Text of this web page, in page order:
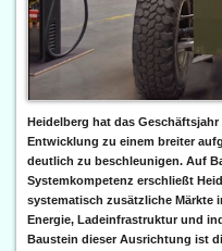
Heidelberg hat das
Entwicklung zu einem breiter
deutlich zu beschleunigen. Auf
Systemkompetenz erschließt
systematisch zusätzliche Märkte
Energie, Ladeinfrastruktur und
Baustein dieser Ausrichtung ist